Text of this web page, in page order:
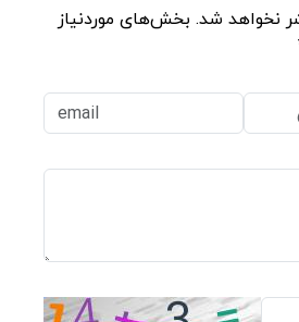
نخواهد شد. بخش‌های موردنیاز